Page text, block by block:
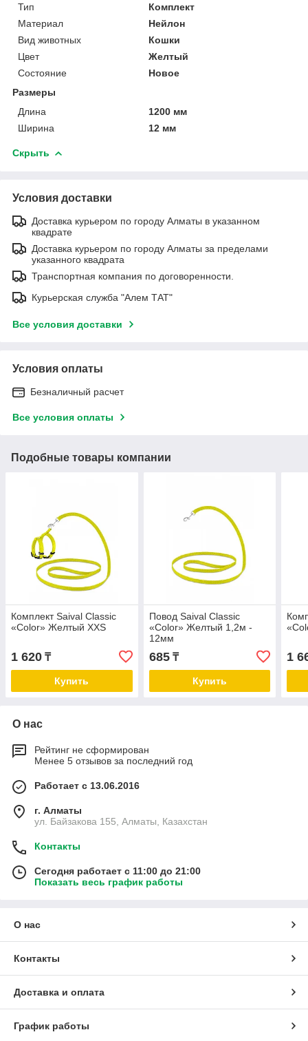
Тип
Комплект
Материал
Нейлон
Вид животных
Кошки
Цвет
Желтый
Состояние
Новое
Размеры
Длина
1200 мм
Ширина
12 мм
Скрыть
Условия доставки
Доставка курьером по городу Алматы в указанном
квадрате
Доставка курьером по городу Алматы за пределами
указанного квадрата
Транспортная компания по договоренности.
Курьерская служба "Алем ТАТ"
Все условия доставки
Условия оплаты
Безналичный расчет
Все условия оплаты
Подобные товары компании
Комплект Saival Classic
«Color» Желтый XXS
1 620 ₸
Купить
Повод Saival Classic
«Color» Желтый 1,2м -
12мм
685₸
Купить
1
О нас
Рейтинг не сформирован
Менее 5 отзывов за последний год
Работает с 13.06.2016
г. Алматы
ул. Байзакова 155, Алматы, Казахстан
Контакты
Сегодня работает с 11:00 до 21:00
Показать весь график работы
О нас
Контакты
Доставка и оплата
График работы